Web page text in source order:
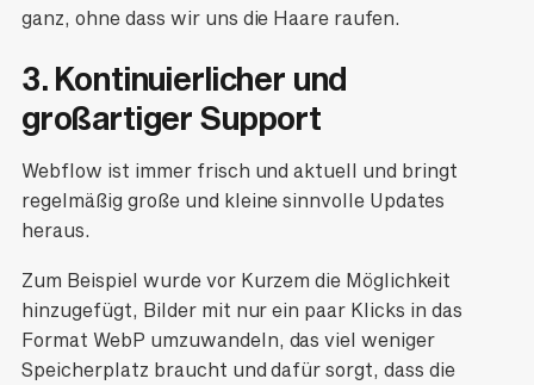
ganz, ohne dass wir uns die Haare raufen.
3. Kontinuierlicher und
großartiger Support
Webflow ist immer frisch und aktuell und bringt
regelmäßig große und kleine sinnvolle Updates
heraus.
Zum Beispiel wurde vor Kurzem die Möglichkeit
hinzugefügt, Bilder mit nur ein paar Klicks in das
Format WebP umzuwandeln, das viel weniger
Speicherplatz braucht und dafür sorgt, dass die